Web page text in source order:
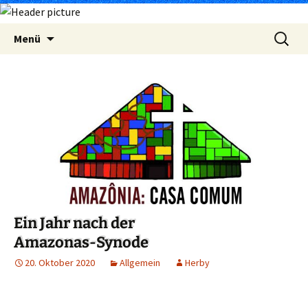
Menü
Suchen
nach:
Ein Jahr nach der
Amazonas-Synode
20. Oktober 2020 Allgemein Herby